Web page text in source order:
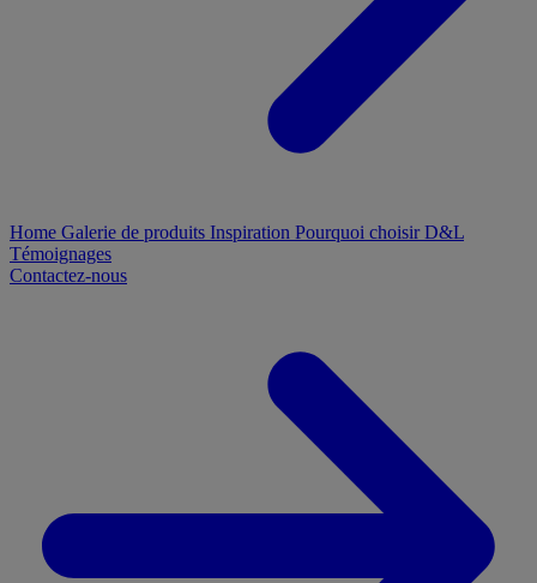
Home Galerie de produits Inspiration Pourquoi choisir D&L
Témoignages
Contactez-nous